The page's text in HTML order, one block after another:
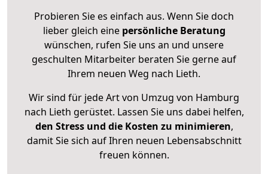
Probieren Sie es einfach aus. Wenn Sie doch
lieber gleich eine persönliche Beratung
wünschen, rufen Sie uns an und unsere
geschulten Mitarbeiter beraten Sie gerne auf
Ihrem neuen Weg nach Lieth.
Wir sind für jede Art von Umzug von Hamburg
nach Lieth gerüstet. Lassen Sie uns dabei helfen,
den Stress und die Kosten zu minimieren,
damit Sie sich auf Ihren neuen Lebensabschnitt
freuen können.